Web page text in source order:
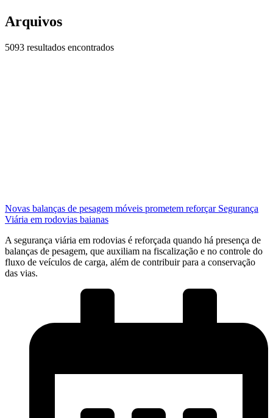
Arquivos
5093 resultados encontrados
Novas balanças de pesagem móveis prometem reforçar Segurança
Viária em rodovias baianas
A segurança viária em rodovias é reforçada quando há presença de
balanças de pesagem, que auxiliam na fiscalização e no controle do
fluxo de veículos de carga, além de contribuir para a conservação
das vias.